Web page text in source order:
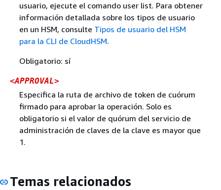
usuario, ejecute el comando user list. Para obtener
información detallada sobre los tipos de usuario
en un HSM, consulte Tipos de usuario del HSM
para la CLI de CloudHSM.
Obligatorio: sí
<APPROVAL>
Especifica la ruta de archivo de token de cuórum
firmado para aprobar la operación. Solo es
obligatorio si el valor de quórum del servicio de
administración de claves de la clave es mayor que
1.
Temas relacionados